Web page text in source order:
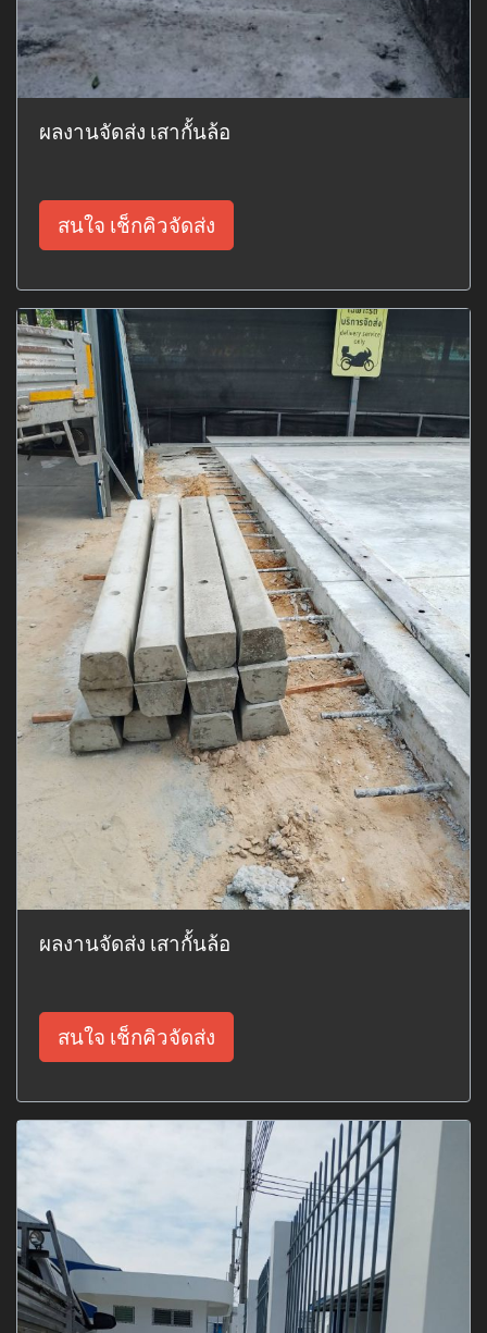
ผลงานจัดส่ง เสากั้นล้อ
สนใจ เช็กคิวจัดส่ง
ผลงานจัดส่ง เสากั้นล้อ
สนใจ เช็กคิวจัดส่ง